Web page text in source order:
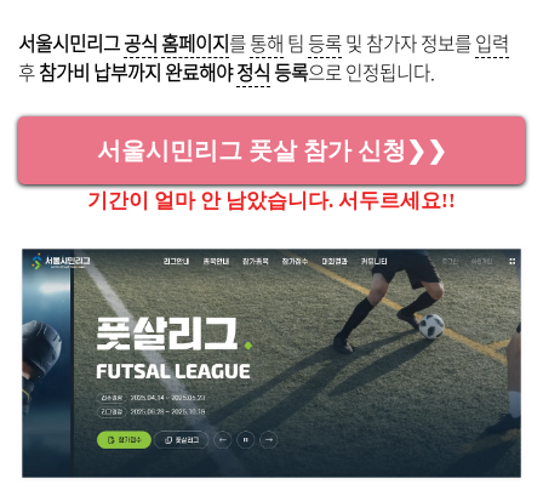
서울시민리그공식 홈페이지를통해 팀 등록및 참가자 정보를입력
후참가비 납부까지 완료해야정식 등록으로 인정됩니다.
서울시민리그 풋살 참가 신청❯❯
기간이 얼마 안 남았습니다. 서두르세요!!